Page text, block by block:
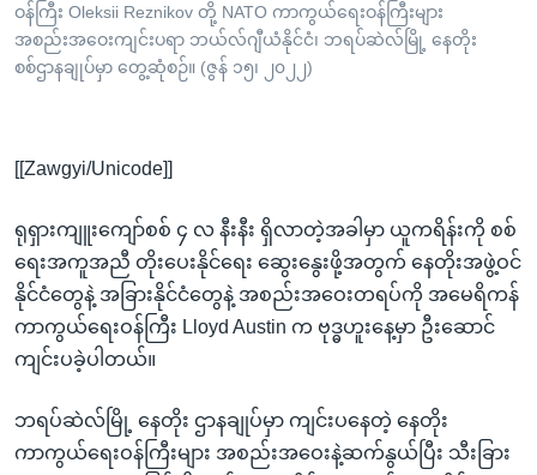
ရန်
ရှာဖွေ
ကျော်
ဘာသာစကားများ
ဝန်ကြီး Oleksii Reznikov တို့ NATO ကာကွယ်ရေးဝန်ကြီးများ
အစည်းအဝေးကျင်းပရာ ဘယ်လ်ဂျီယံနိုင်ငံ၊ ဘရပ်ဆဲလ်မြို့ နေတိုး
စစ်ဌာနချုပ်မှာ တွေ့ဆုံစဉ်။ (ဇွန် ၁၅၊ ၂၀၂၂)
[[Zawgyi/Unicode]]
ရုရှားကျူးကျော်စစ် ၄ လ နီးနီး ရှိလာတဲ့အခါမှာ ယူကရိန်းကို စစ်
ရေးအကူအညီ တိုးပေးနိုင်‌ရေး ဆွေးနွေးဖို့အတွက် နေတိုးအဖွဲ့ဝင်
နိုင်ငံတွေနဲ့ အခြားနိုင်ငံတွေနဲ့ အစည်းအဝေးတရပ်ကို အမေရိကန်
ကာကွယ်ရေးဝန်ကြီး Lloyd Austin က ဗုဒ္ဓဟူးနေ့မှာ ဦးဆောင်
ကျင်းပခဲ့ပါတယ်။
ဘရပ်ဆဲလ်မြို့ နေတိုး ဌာနချုပ်မှာ ကျင်းပနေတဲ့ နေတိုး
ကာကွယ်ရေးဝန်ကြီးများ အစည်းအဝေးနဲ့ဆက်နွယ်ပြီး သီးခြား